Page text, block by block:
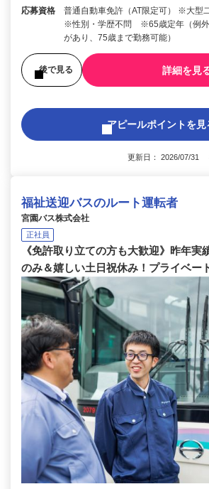
応募資格
普通自動車免許（AT限定可） ※大型
※性別・学歴不問 ※65歳定年（例外
があり、75歳まで勤務可能）
後で見る 詳細を見
アピールポイントを見
更新日： 2026/07/31
福祉送迎バスのルート運転者
宮園バス株式会社
正社員
《免許取り立ての方も大歓迎》昨年実
のみ＆嬉しい土日祝休み！プライベー